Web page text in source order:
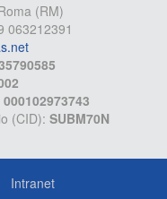
(RM)
063212391
(CID): SUBM70N
Intranet